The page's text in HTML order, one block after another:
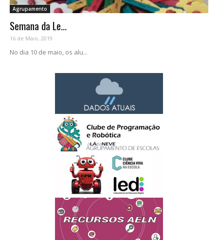
Agrupamento
Semana da Le...
16 de Maio, 2019
No dia 10 de maio, os alu...